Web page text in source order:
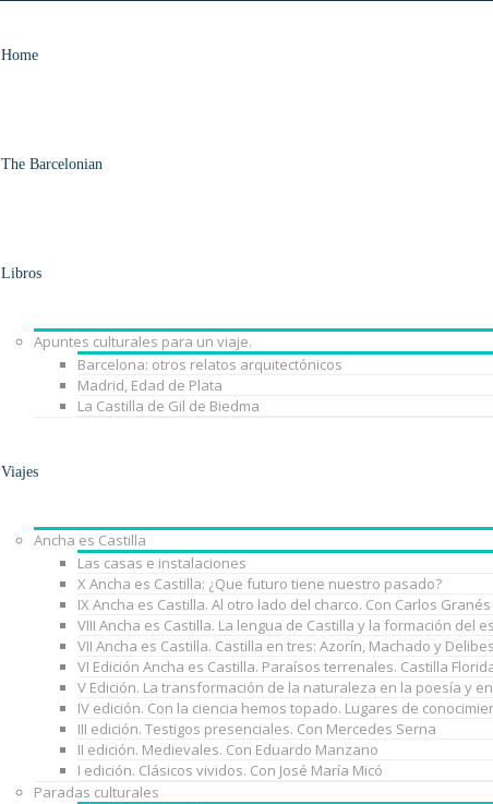
Home
The Barcelonian
Libros
Apuntes culturales para un viaje.
Barcelona: otros relatos arquitectónicos
Madrid, Edad de Plata
La Castilla de Gil de Biedma
Viajes
Ancha es Castilla
Las casas e instalaciones
X Ancha es Castilla: ¿Que futuro tiene nuestro pasado?
IX Ancha es Castilla. Al otro lado del charco. Con Carlos Granés
VIII Ancha es Castilla. La lengua de Castilla y la formación del
VII Ancha es Castilla. Castilla en tres: Azorín, Machado y
VI Edición Ancha es Castilla. Paraísos terrenales. Castilla
V Edición. La transformación de la naturaleza en la poesía y
IV edición. Con la ciencia hemos topado. Lugares de
III edición. Testigos presenciales. Con Mercedes Serna
II edición. Medievales. Con Eduardo Manzano
I edición. Clásicos vividos. Con José María Micó
Paradas culturales